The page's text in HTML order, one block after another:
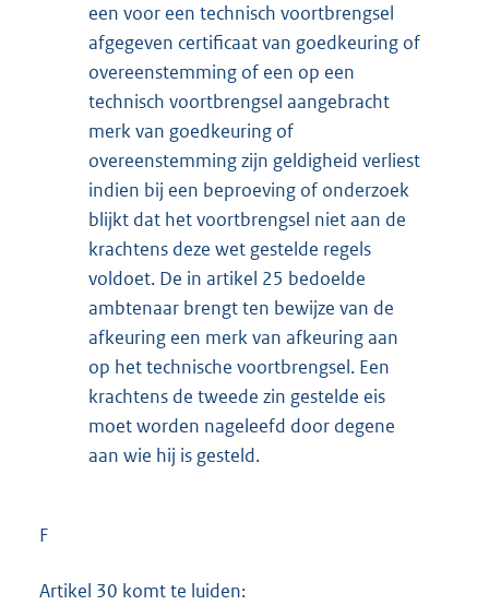
een voor een technisch voortbrengsel
afgegeven certificaat van goedkeuring of
overeenstemming of een op een
technisch voortbrengsel aangebracht
merk van goedkeuring of
overeenstemming zijn geldigheid verliest
indien bij een beproeving of onderzoek
blijkt dat het voortbrengsel niet aan de
krachtens deze wet gestelde regels
voldoet. De in artikel 25 bedoelde
ambtenaar brengt ten bewijze van de
afkeuring een merk van afkeuring aan
op het technische voortbrengsel. Een
krachtens de tweede zin gestelde eis
moet worden nageleefd door degene
aan wie hij is gesteld.
F
Artikel 30 komt te luiden: